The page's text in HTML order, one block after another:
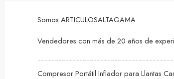
Somos ARTICULOSALTAGAMA
Vendedores con más de 20 años de
Compresor Portátil Inflador para Llantas